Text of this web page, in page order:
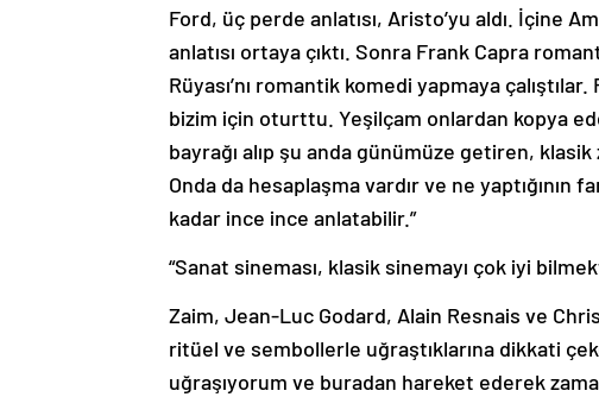
Ford, üç perde anlatısı, Aristo’yu aldı. İçine
anlatısı ortaya çıktı. Sonra Frank Capra
Rüyası’nı romantik komedi yapmaya
bizim için oturttu. Yeşilçam onlardan kopya
bayrağı alıp şu anda günümüze getiren,
Onda da hesaplaşma vardır ve ne yaptığının
kadar ince ince anlatabilir.”
“Sanat sineması, klasik sinemayı çok iyi
Zaim, Jean-Luc Godard, Alain Resnais ve
ritüel ve sembollerle uğraştıklarına dikkati
uğraşıyorum ve buradan hareket ederek